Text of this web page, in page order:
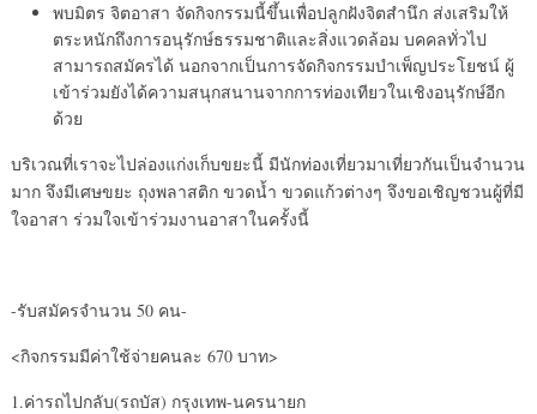
พบมิตร จิตอาสา จัดกิจกรรมนี้ขึ้นเพื่อปลูกฝังจิตสำนึก ส่งเสริมให้
ตระหนักถึงการอนุรักษ์ธรรมชาติและสิ่งแวดล้อม บคคลทั่วไป
สามารถสมัครได้ นอกจากเป็นการจัดกิจกรรมบำเพ็ญประโยชน์ ผู้
เข้าร่วมยังได้ความสนุกสนานจากการท่องเทียวในเชิงอนุรักษ์อีก
ด้วย
บริเวณที่เราจะไปล่องแก่งเก็บขยะนี้ มีนักท่องเที่ยวมาเที่ยวกันเป็นจำนวน
มาก จึงมีเศษขยะ ถุงพลาสติก ขวดน้ำ ขวดแก้วต่างๆ จึงขอเชิญชวนผู้ที่มี
ใจอาสา ร่วมใจเข้าร่วมงานอาสาในครั้งนี้
-รับสมัครจำนวน 50 คน-
<กิจกรรมมีค่าใช้จ่ายคนละ 670 บาท>
1.ค่ารถไปกลับ(รถบัส) กรุงเทพ-นครนายก